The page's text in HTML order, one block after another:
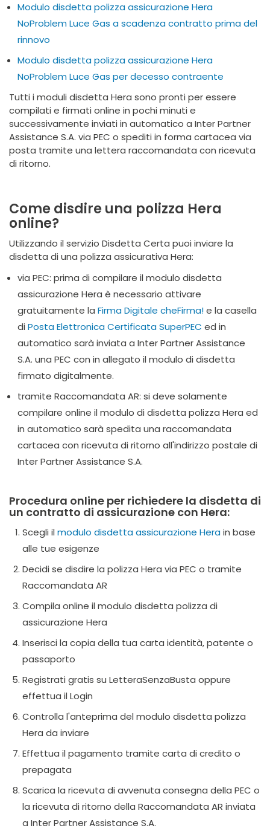
Modulo disdetta polizza assicurazione Hera
NoProblem Luce Gas a scadenza contratto prima del
rinnovo
Modulo disdetta polizza assicurazione Hera
NoProblem Luce Gas per decesso contraente
Tutti i moduli disdetta Hera sono pronti per essere
compilati e firmati online in pochi minuti e
successivamente inviati in automatico a Inter Partner
Assistance S.A. via PEC o spediti in forma cartacea via
posta tramite una lettera raccomandata con ricevuta
di ritorno.
Come disdire una polizza Hera
online?
Utilizzando il servizio Disdetta Certa puoi inviare la
disdetta di una polizza assicurativa Hera:
via PEC: prima di compilare il modulo disdetta
assicurazione Hera è necessario attivare
gratuitamente la Firma Digitale cheFirma!e la casella
di Posta Elettronica Certificata SuperPEC ed in
automatico sarà inviata a Inter Partner Assistance
S.A. una PEC con in allegato il modulo di disdetta
firmato digitalmente.
tramite Raccomandata AR: si deve solamente
compilare online il modulo di disdetta polizza Hera ed
in automatico sarà spedita una raccomandata
cartacea con ricevuta di ritorno all'indirizzo postale di
Inter Partner Assistance S.A.
Procedura online per richiedere la disdetta di
un contratto di assicurazione con Hera:
Scegli il modulo disdetta assicurazione Herain base
alle tue esigenze
Decidi se disdire la polizza Hera via PEC o tramite
Raccomandata AR
Compila online il modulo disdetta polizza di
assicurazione Hera
Inserisci la copia della tua carta identità, patente o
passaporto
Registrati gratis su LetteraSenzaBusta oppure
effettua il Login
Controlla l'anteprima del modulo disdetta polizza
Hera da inviare
Effettua il pagamento tramite carta di credito o
prepagata
Scarica la ricevuta di avvenuta consegna della PEC o
la ricevuta di ritorno della Raccomandata AR inviata
a Inter Partner Assistance S.A.